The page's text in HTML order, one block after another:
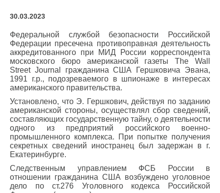
30.03.2023
Федеральной службой безопасности Российской
Федерации пресечена противоправная деятельность
аккредитованного при МИД России корреспондента
московского бюро американской газеты The Wall
Street Journal гражданина США Гершковича Эвана,
1991 г.р., подозреваемого в шпионаже в интересах
американского правительства.
Установлено, что Э. Гершкович, действуя по заданию
американской стороны, осуществлял сбор сведений,
составляющих государственную тайну, о деятельности
одного из предприятий российского военно-
промышленного комплекса. При попытке получения
секретных сведений иностранец был задержан в г.
Екатеринбурге.
Следственным управлением ФСБ России в
отношении гражданина США возбуждено уголовное
дело по ст.276 Уголовного кодекса Российской